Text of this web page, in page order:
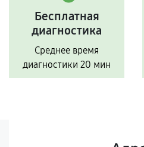
Бесплатная
диагностика
Среднее время
диагностики 20 мин